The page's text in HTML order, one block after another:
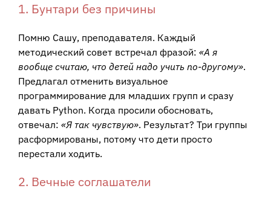
1. Бунтари без причины
Помню Сашу, преподавателя. Каждый
методический совет встречал фразой: «А я
вообще считаю, что детей надо учить по-другому».
Предлагал отменить визуальное
программирование для младших групп и сразу
давать Python. Когда просили обосновать,
отвечал: «Я так чувствую». Результат? Три группы
расформированы, потому что дети просто
перестали ходить.
2. Вечные соглашатели